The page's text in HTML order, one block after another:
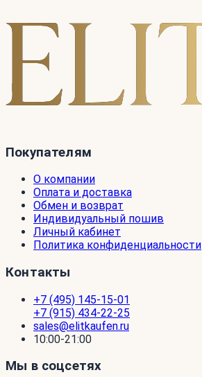
Покупателям
О компании
Оплата и доставка
Обмен и возврат
Индивидуальный пошив
Личный кабинет
Политика конфиденциальности
Контакты
+7 (495) 145-15-01
+7 (915) 434-22-25
sales@elitkaufen.ru
10:00-21:00
Мы в соцсетях